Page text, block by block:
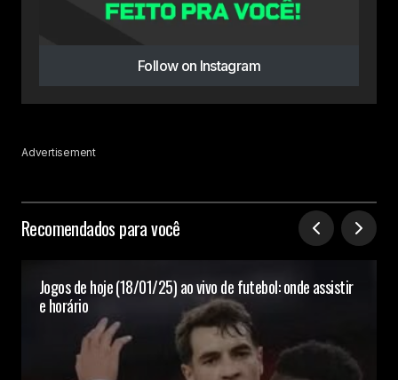
Follow on Instagram
Advertisement
Recomendados para você
Jogos de hoje (18/01/25) ao vivo de futebol: onde assistir
e horário